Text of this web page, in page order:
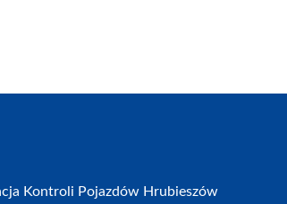
Kontroli Pojazdów Hrubieszów